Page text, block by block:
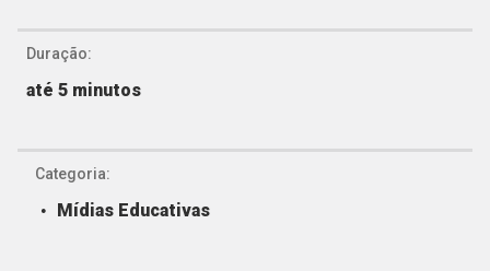
Duração:
até 5 minutos
Categoria:
Mídias Educativas